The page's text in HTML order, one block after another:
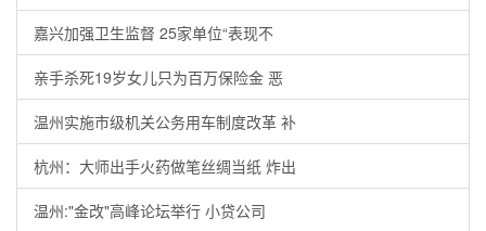
嘉兴加强卫生监督 25家单位“表现不
亲手杀死19岁女儿只为百万保险金 恶
温州实施市级机关公务用车制度改革 补
杭州：大师出手火药做笔丝绸当纸 炸出
温州:"金改"高峰论坛举行 小贷公司